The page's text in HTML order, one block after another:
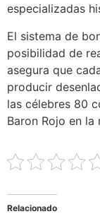
especializadas
El sistema de
posibilidad de
asegura que
producir
las célebres 80
Baron Rojo en
Relacionado